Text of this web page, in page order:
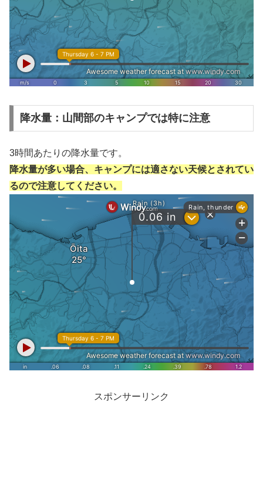
降水量：山間部のキャンプでは特に注意
3時間あたりの降水量です。
降水量が多い場合、キャンプには適さない天候とされてい
るので注意してください。
スポンサーリンク